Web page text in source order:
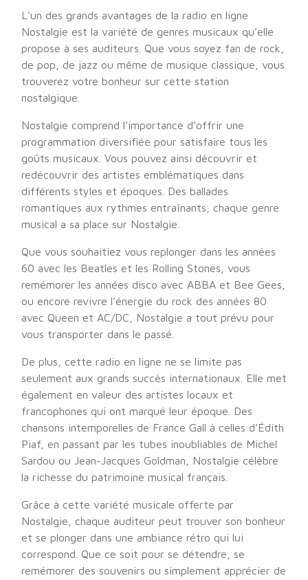
L’un des grands avantages de la radio en ligne
Nostalgie est la variété de genres musicaux qu’elle
propose à ses auditeurs. Que vous soyez fan de rock,
de pop, de jazz ou même de musique classique, vous
trouverez votre bonheur sur cette station
nostalgique.
Nostalgie comprend l’importance d’offrir une
programmation diversifiée pour satisfaire tous les
goûts musicaux. Vous pouvez ainsi découvrir et
redécouvrir des artistes emblématiques dans
différents styles et époques. Des ballades
romantiques aux rythmes entraînants, chaque genre
musical a sa place sur Nostalgie.
Que vous souhaitiez vous replonger dans les années
60 avec les Beatles et les Rolling Stones, vous
remémorer les années disco avec ABBA et Bee Gees,
ou encore revivre l’énergie du rock des années 80
avec Queen et AC/DC, Nostalgie a tout prévu pour
vous transporter dans le passé.
De plus, cette radio en ligne ne se limite pas
seulement aux grands succès internationaux. Elle met
également en valeur des artistes locaux et
francophones qui ont marqué leur époque. Des
chansons intemporelles de France Gall à celles d’Édith
Piaf, en passant par les tubes inoubliables de Michel
Sardou ou Jean-Jacques Goldman, Nostalgie célèbre
la richesse du patrimoine musical français.
Grâce à cette variété musicale offerte par
Nostalgie, chaque auditeur peut trouver son bonheur
et se plonger dans une ambiance rétro qui lui
correspond. Que ce soit pour se détendre, se
remémorer des souvenirs ou simplement apprécier de